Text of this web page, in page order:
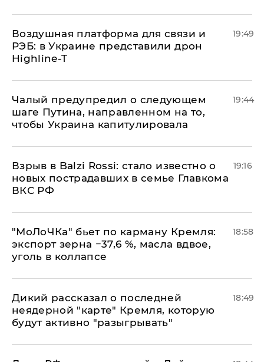
Воздушная платформа для связи и
РЭБ: в Украине представили дрон
Highline-T
19:49
Чалый предупредил о следующем
шаге Путина, направленном на то,
чтобы Украина капитулировала
19:44
Взрыв в Balzi Rossi: стало известно о
новых пострадавших в семье Главкома
ВКС РФ
19:16
​"МоЛоЧКа" бьет по карману Кремля:
экспорт зерна −37,6 %, масла вдвое,
уголь в коллапсе
18:58
Дикий рассказал о последней
неядерной "карте" Кремля, которую
будут активно "разыгрывать"
18:49